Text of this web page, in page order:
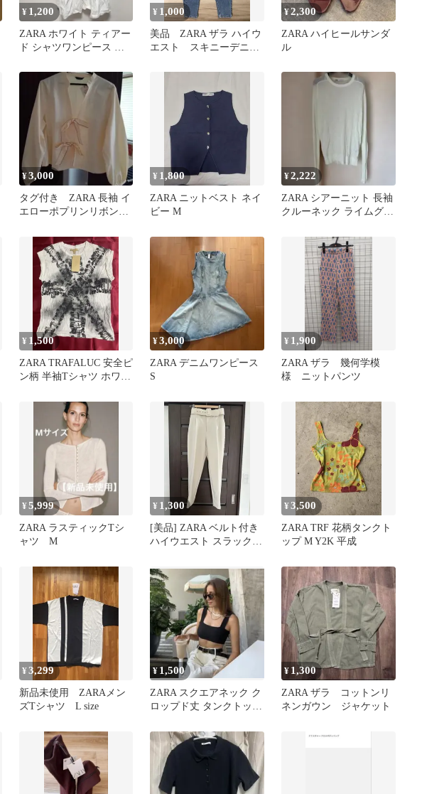
¥ 1,200
ZARA ホワイト ティアー
ド シャツワンピース 半
¥ 1,000
美品 ZARA ザラ ハイウ
エスト スキニーデニム
¥2,300
ZARA ハイヒールサンダ
ル
¥3,000
タグ付き ZARA 長袖 イ
エローポプリンリボンシ
¥ 1,800
ZARA ニットベスト ネイ
ビー M
¥2,222
ZARA シアーニット 長袖
クルーネック ライムグリ
¥ 1,500
ZARA TRAFALUC 安全ピ
ン柄 半袖Tシャツ ホワイ
¥3,000
ZARA デニムワンピース
S
¥ 1,900
ZARA ザラ 幾何学模
様 ニットパンツ
¥5,999
ZARA ラスティックTシ
ャツ M
¥ 1,300
[美品] ZARA ベルト付き
ハイウエスト スラックス
¥3,500
ZARA TRF 花柄タンクト
ップ M Y2K 平成
¥3,299
新品未使用 ZARAメン
ズTシャツ L size
¥ 1,500
ZARA スクエアネック ク
ロップド丈 タンクトップ
¥ 1,300
ZARA ザラ コットンリ
ネンガウン ジャケット